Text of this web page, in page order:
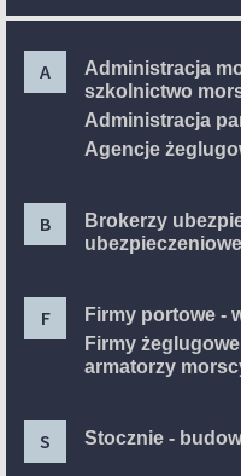
A
Administracja
szkolnictwo
Administracja
Agencje
B
Brokerzy
F
Firmy portowe -
Firmy
armatorzy
S Stocznie -